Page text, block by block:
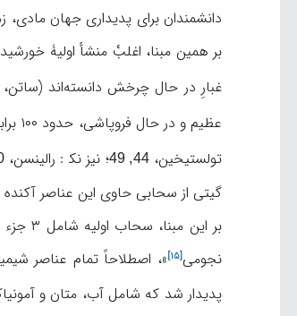
دانشمندان برای پدیداری جهان مادی، زمانی نسبتاً متفاوت، از ۵ تا ۱۵
بر همین مبنا، اغلبْ منشأ اولیۀ
غبارِ در حال چرخش دانسته‌اند (ساتن،
عظیم و در حال فروپاشی، حدود ۱۰۰ برابر بزرگ‌تر از خورشید، دانسته‌اند (مایسنر،
تولستیخین،44, 49 ؛ نیز نک‍ : رالینسن،
گیتی از سحابی حاوی این عناصر
بر این مبنا، سحاب اولیه شامل ۳ جزء بود: گاز، یخ و سنگ. جزء اصلی گاز (۹۸٪ شامل هیدروژن و هلیوم)، و ۲٪ بقیه، حاوی عناصر سنگین‌تر (موسوم به «
نجومی[۱۵]
»، اصطلاحاً تمام عناصر